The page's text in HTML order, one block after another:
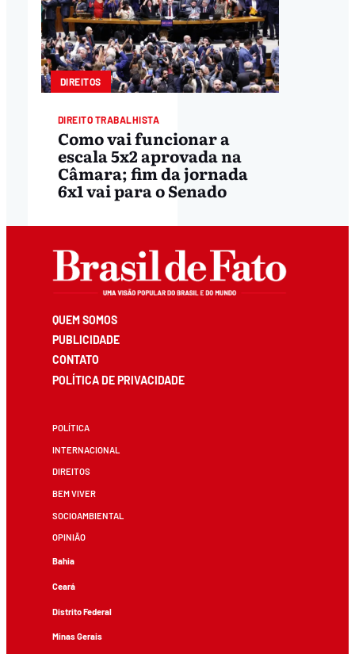
DIREITOS
DIREITO TRABALHISTA
Como vai funcionar a
escala 5x2 aprovada na
Câmara; fim da jornada
6x1 vai para o Senado
QUEM SOMOS
PUBLICIDADE
CONTATO
POLÍTICA DE PRIVACIDADE
POLÍTICA
INTERNACIONAL
DIREITOS
BEM VIVER
SOCIOAMBIENTAL
OPINIÃO
Bahia
Ceará
Distrito Federal
Minas Gerais